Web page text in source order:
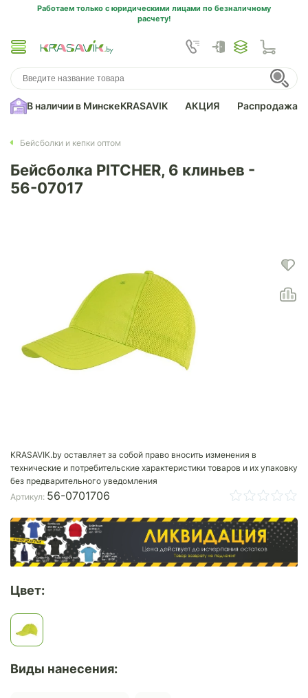
Работаем только с юридическими лицами по безналичному
расчету!
В наличии в МинскеKRASAVIK АКЦИЯ Распродажа
Бейсболки и кепки оптом
Бейсболка PITCHER, 6 клиньев -
56-07017
KRASAVIK.by оставляет за собой право вносить изменения в
технические и потребительские характеристики товаров и их упаковку
без предварительного уведомления
Артикул: 56-0701706
Цвет:
Виды нанесения: